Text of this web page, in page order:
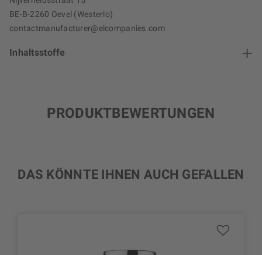
BE-B-2260 Oevel (Westerlo)
contactmanufacturer@elcompanies.com
Inhaltsstoffe
PRODUKTBEWERTUNGEN
DAS KÖNNTE IHNEN AUCH GEFALLEN